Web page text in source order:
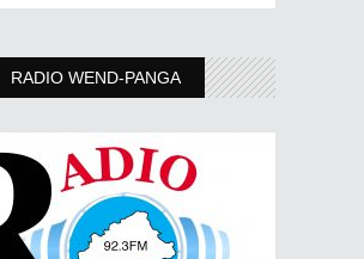
RADIO WEND-PANGA